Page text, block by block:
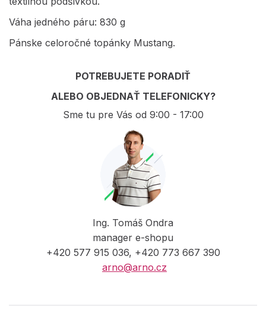
Váha jedného páru: 830 g
Pánske celoročné topánky Mustang.
POTREBUJETE PORADIŤ
ALEBO OBJEDNAŤ TELEFONICKY?
Sme tu pre Vás od 9:00 - 17:00
Ing. Tomáš Ondra
manager e-shopu
+420 577 915 036, +420 773 667 390
arno@arno.cz